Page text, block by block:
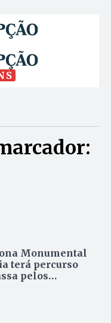
Monumental
terá percurso
pelos